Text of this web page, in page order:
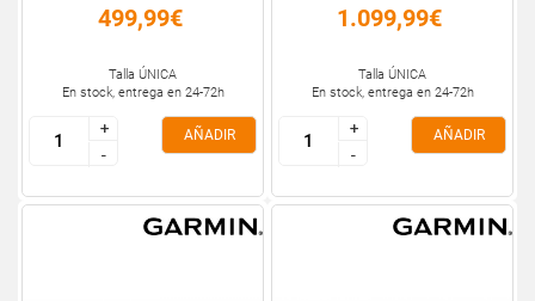
499,99€
Talla ÚNICA
En stock, entrega en 24-72h
+
-
+
-
AÑADIR
1.099,99€
Talla ÚNICA
En stock, entrega en 24-72h
+
-
+
-
AÑADIR